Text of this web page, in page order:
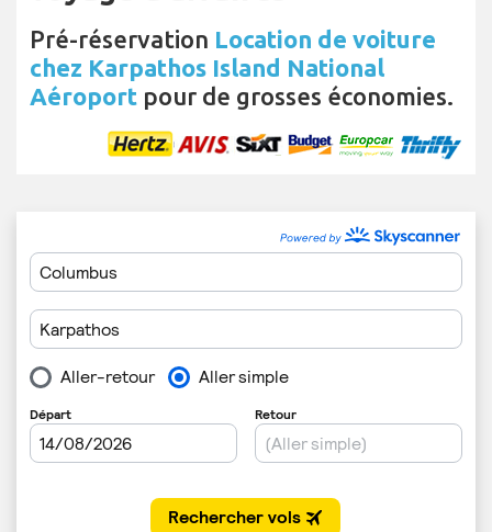
Pré-réservation Location de voiture
chez Karpathos Island National
Aéroport pour de grosses économies.